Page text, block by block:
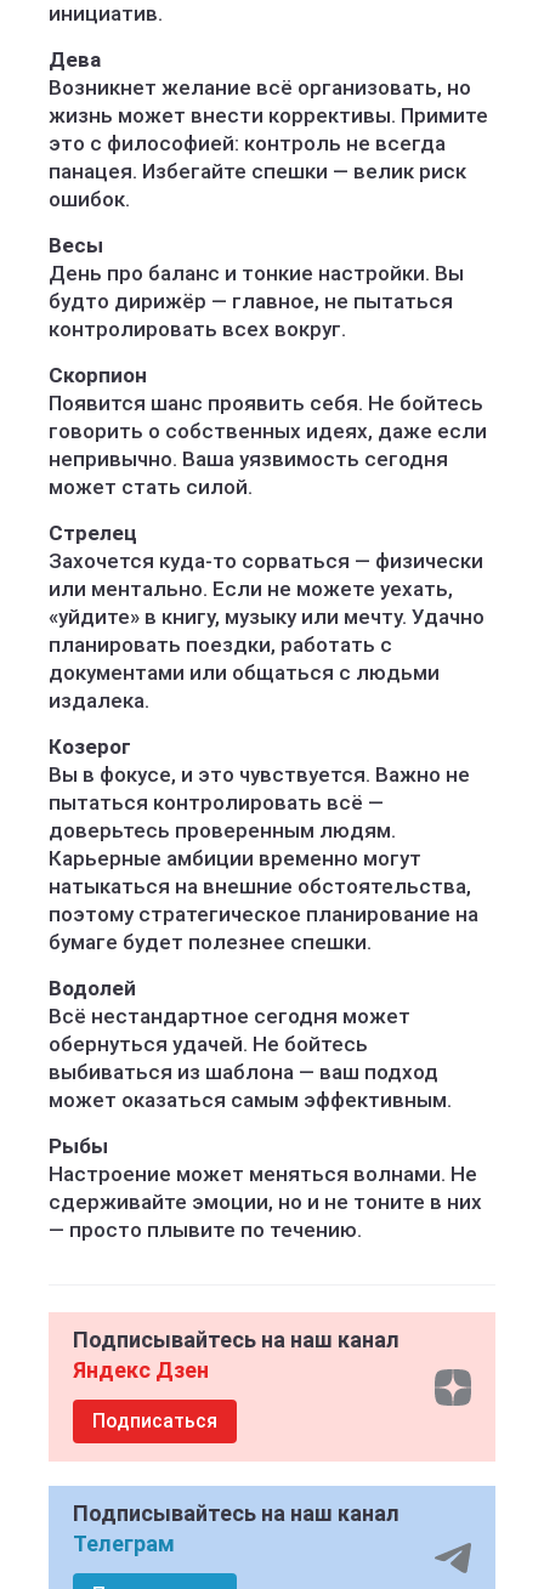
инициатив.
Дева
Возникнет желание всё организовать, но
жизнь может внести коррективы. Примите
это с философией: контроль не всегда
панацея. Избегайте спешки — велик риск
ошибок.
Весы
День про баланс и тонкие настройки. Вы
будто дирижёр — главное, не пытаться
контролировать всех вокруг.
Скорпион
Появится шанс проявить себя. Не бойтесь
говорить о собственных идеях, даже если
непривычно. Ваша уязвимость сегодня
может стать силой.
Стрелец
Захочется куда-то сорваться — физически
или ментально. Если не можете уехать,
«уйдите» в книгу, музыку или мечту. Удачно
планировать поездки, работать с
документами или общаться с людьми
издалека.
Козерог
Вы в фокусе, и это чувствуется. Важно не
пытаться контролировать всё —
доверьтесь проверенным людям.
Карьерные амбиции временно могут
натыкаться на внешние обстоятельства,
поэтому стратегическое планирование на
бумаге будет полезнее спешки.
Водолей
Всё нестандартное сегодня может
обернуться удачей. Не бойтесь
выбиваться из шаблона — ваш подход
может оказаться самым эффективным.
Рыбы
Настроение может меняться волнами. Не
сдерживайте эмоции, но и не тоните в них
— просто плывите по течению.
Подписывайтесь на наш канал
Яндекс Дзен
Подписаться
Подписывайтесь на наш канал
Телеграм